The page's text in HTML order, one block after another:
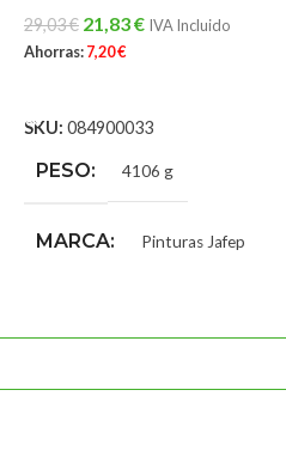
29,03€ 21,83€ IVA Incluido
Ahorras:7,20€
SKU: 084900033
PESO 4106 g
MARCA Pinturas Jafep